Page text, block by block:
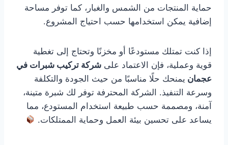
حماية المنتجات من الشمس والغبار، كما توفر مساحة
إضافية يمكن استخدامها حسب احتياج المشروع.
إذا كنت تمتلك مستودعًا أو مخزنًا وتحتاج إلى تغطية
قوية وعملية، فإن الاعتماد على شركة تركيب شبرات في
عجمان يمنحك حلًا مناسبًا من حيث الجودة والتكلفة
وسرعة التنفيذ. الشركة المحترفة توفر لك شبرة متينة،
آمنة، ومصممة حسب طبيعة استخدام المستودع، مما
يساعد على تحسين بيئة العمل وحماية الممتلكات.